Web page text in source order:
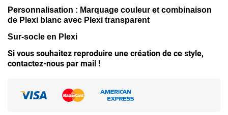
Personnalisation : Marquage couleur et combinaison
de Plexi blanc avec Plexi transparent
Sur-socle en Plexi
Si vous souhaitez reproduire une création de ce style,
contactez-nous par mail !